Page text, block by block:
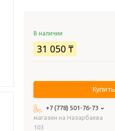
В наличии
31 050 ₸
Купить
+7 (778) 501-76-73
магазин на Назарбаева
103